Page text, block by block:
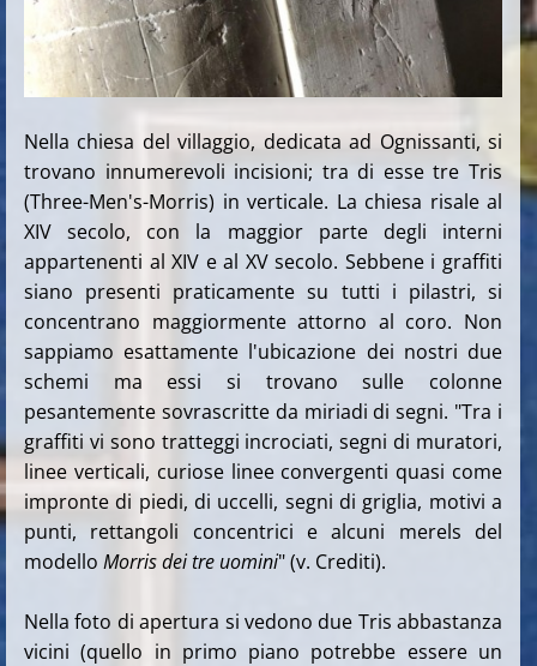
Nella chiesa del villaggio, dedicata ad Ognissanti, si
trovano innumerevoli incisioni; tra di esse tre Tris
(Three-Men's-Morris) in verticale. La chiesa risale al
XIV secolo, con la maggior parte degli interni
appartenenti al XIV e al XV secolo. Sebbene i graffiti
siano presenti praticamente su tutti i pilastri, si
concentrano maggiormente attorno al coro. Non
sappiamo esattamente l'ubicazione dei nostri due
schemi ma essi si trovano sulle colonne
pesantemente sovrascritte da miriadi di segni. "Tra i
graffiti vi sono tratteggi incrociati, segni di muratori,
linee verticali, curiose linee convergenti quasi come
impronte di piedi, di uccelli, segni di griglia, motivi a
punti, rettangoli concentrici e alcuni merels del
modello Morris dei tre uomini" (v. Crediti).
Nella foto di apertura si vedono due Tris abbastanza
vicini (quello in primo piano potrebbe essere un